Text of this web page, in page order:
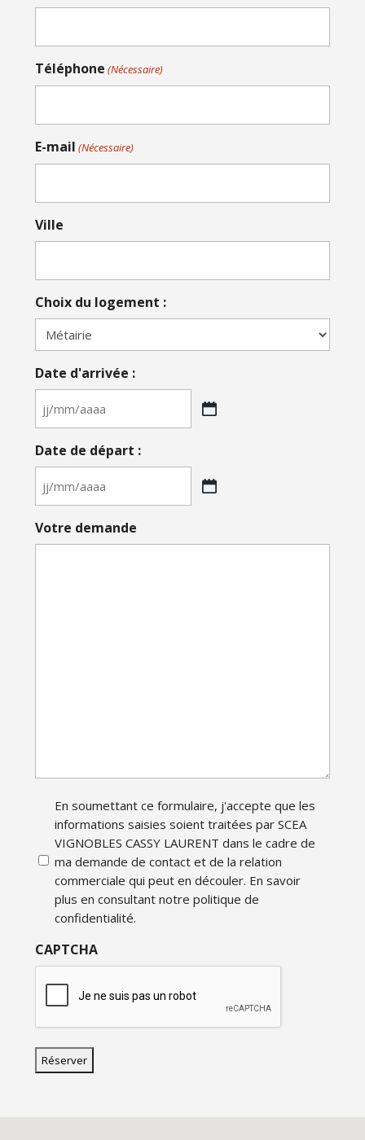
Téléphone (Nécessaire)
E-mail (Nécessaire)
Ville
Choix du logement :
Date d'arrivée :
MM
slash
AAAA
Date de départ :
MM
slash
Votre demande
(Nécessaire)
En soumettant ce formulaire, j'accepte que les
informations saisies soient traitées par SCEA
VIGNOBLES CASSY LAURENT dans le cadre de
ma demande de contact et de la relation
commerciale qui peut en découler. En savoir
plus en consultant notre politique de
confidentialité.
CAPTCHA